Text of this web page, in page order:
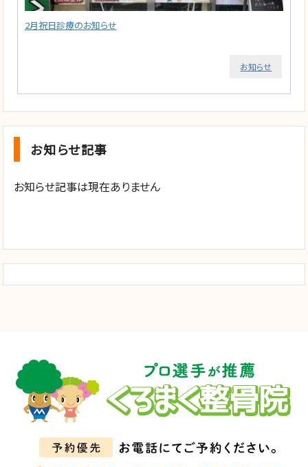
2月祝日診療のお知らせ
お知らせ
お知らせ記事
お知らせ記事は現在ありません